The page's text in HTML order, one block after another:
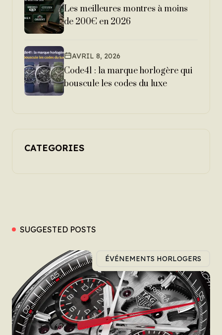
Les meilleures montres à moins
de 200€ en 2026
AVRIL 8, 2026
Code41 : la marque horlogère qui
bouscule les codes du luxe
CATEGORIES
SUGGESTED POSTS
ÉVÉNEMENTS HORLOGERS